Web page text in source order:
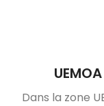
Dans la zone